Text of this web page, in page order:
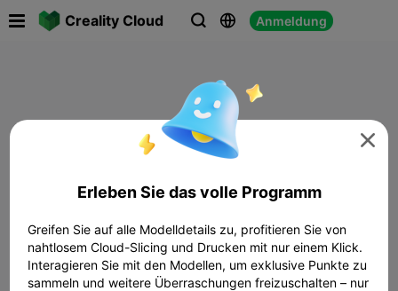
Creality Cloud   Anmeldung

Erleben Sie das volle Programm
Greifen Sie auf alle Modelldetails zu, profitieren Sie von
nahtlosem Cloud-Slicing und Drucken mit nur einem Klick.
Interagieren Sie mit den Modellen, um exklusive Punkte zu
sammeln und weitere Überraschungen freizuschalten – nur